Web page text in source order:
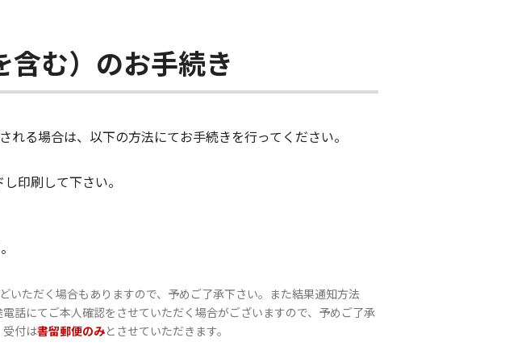
む）のお手続き
る場合は、以下の方法にてお手続きを行ってください。
印刷して下さい。
。
ただく場合もありますので、予めご了承下さい。また結果通知方法
話にてご本人確認をさせていただく場合がございますので、予めご了承
受付は書留郵便のみとさせていただきます。